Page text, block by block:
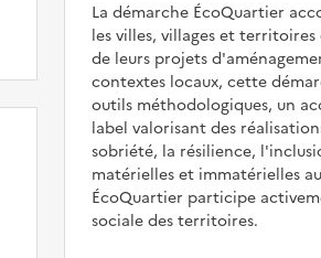
La démarche ÉcoQuartier
les villes, villages et
de leurs projets
contextes locaux, cette
outils méthodologiques, un
label valorisant des
sobriété, la résilience,
matérielles et immatérielles
ÉcoQuartier participe
sociale des territoires.